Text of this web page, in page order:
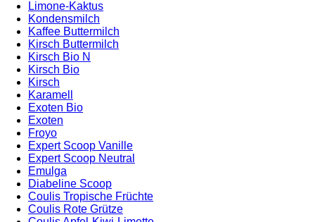
Limone-Kaktus
Kondensmilch
Kaffee Buttermilch
Kirsch Buttermilch
Kirsch Bio N
Kirsch Bio
Kirsch
Karamell
Exoten Bio
Exoten
Froyo
Expert Scoop Vanille
Expert Scoop Neutral
Emulga
Diabeline Scoop
Coulis Tropische Früchte
Coulis Rote Grütze